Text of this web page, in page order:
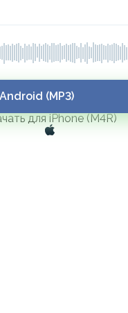
(MP3)
для iPhone (M4R)